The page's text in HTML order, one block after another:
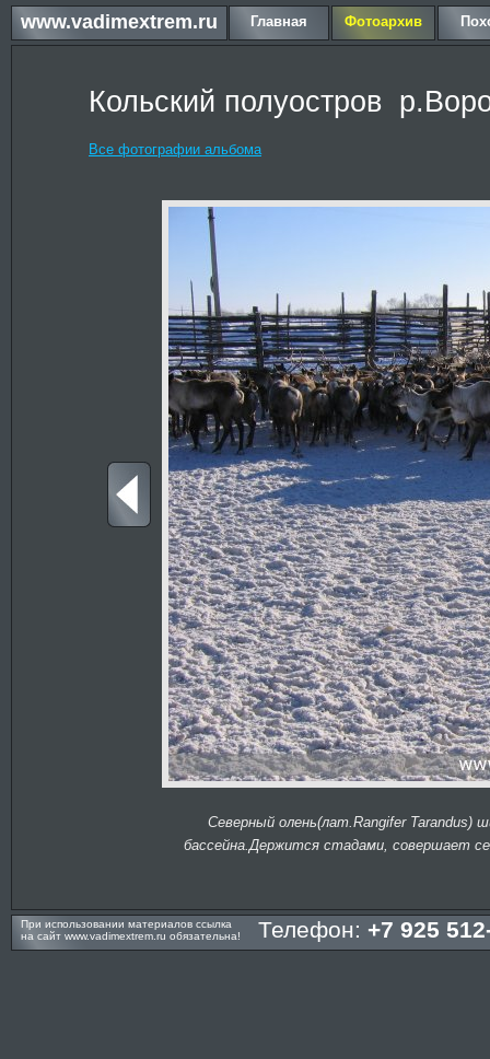
www.vadimextrem.ru Главная Фотоархив
Кольский полуостров
Все фотографии альбома
Северный олень(лат.Rangifer Tarandus)
бассейна.Держится стадами, совершает
При использовании материалов ссылка
на сайт www.vadimextrem.ru обязательна! Телефон: +7 925